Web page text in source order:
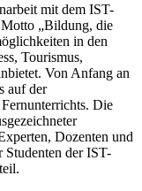
mit dem IST-
Motto „Bildung, die
in den
Tourismus,
Von Anfang an
auf der
Die
Dozenten und
Studenten der IST-